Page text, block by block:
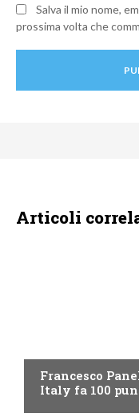
Salva il mio nome,
prossima volta che
Articoli
Francesco
Italy fa 100